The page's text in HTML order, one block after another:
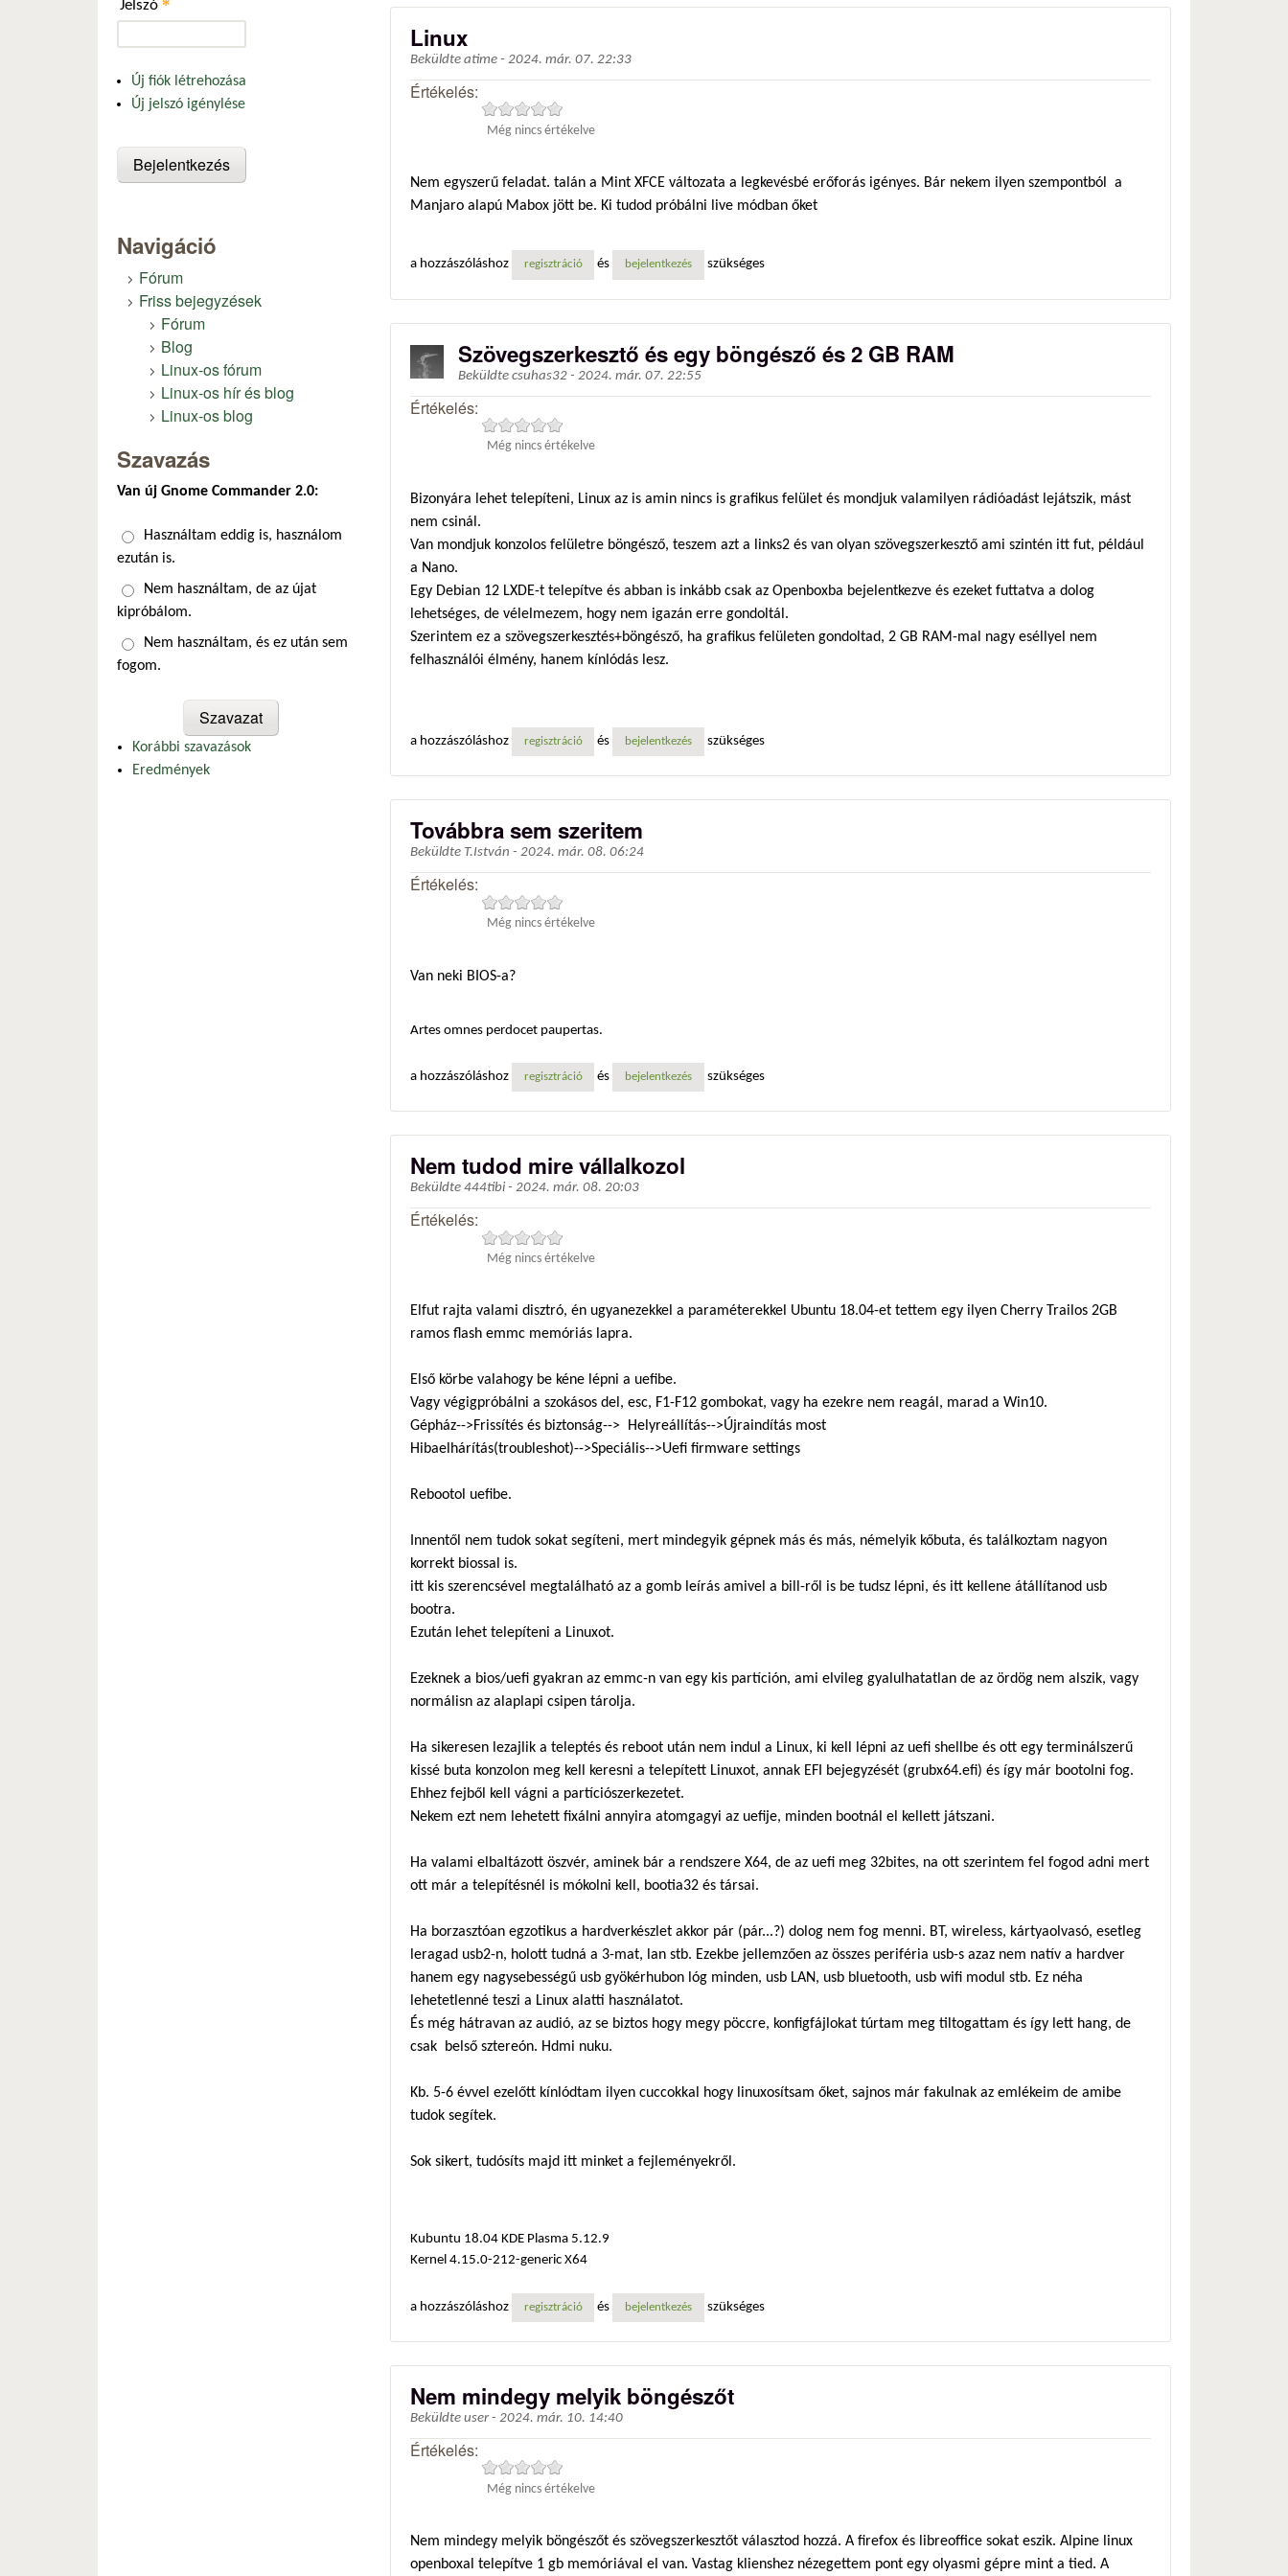
Linux
Beküldte atime - 2024. már. 07. 22:33
Értékelés:
Még nincs értékelve
Nem egyszerű feladat. talán a Mint XFCE változata a legkevésbé erőforás igényes. Bár nekem ilyen szempontból a
Manjaro alapú Mabox jött be. Ki tudod próbálni live módban őket
a hozzászóláshoz regisztráció és bejelentkezés szükséges
Szövegszerkesztő és egy böngésző és 2 GB RAM
Beküldte csuhas32 - 2024. már. 07. 22:55
Értékelés:
Még nincs értékelve
Bizonyára lehet telepíteni, Linux az is amin nincs is grafikus felület és mondjuk valamilyen rádióadást lejátszik, mást
nem csinál.
Van mondjuk konzolos felületre böngésző, teszem azt a links2 és van olyan szövegszerkesztő ami szintén itt fut, például
a Nano.
Egy Debian 12 LXDE-t telepítve és abban is inkább csak az Openboxba bejelentkezve és ezeket futtatva a dolog
lehetséges, de vélelmezem, hogy nem igazán erre gondoltál.
Szerintem ez a szövegszerkesztés+böngésző, ha grafikus felületen gondoltad, 2 GB RAM-mal nagy eséllyel nem
felhasználói élmény, hanem kínlódás lesz.
a hozzászóláshoz regisztráció és bejelentkezés szükséges
Továbbra sem szeritem
Beküldte T.István - 2024. már. 08. 06:24
Értékelés:
Még nincs értékelve
Van neki BIOS-a?
Artes omnes perdocet paupertas.
a hozzászóláshoz regisztráció és bejelentkezés szükséges
Nem tudod mire vállalkozol
Beküldte 444tibi - 2024. már. 08. 20:03
Értékelés:
Még nincs értékelve
Elfut rajta valami disztró, én ugyanezekkel a paraméterekkel Ubuntu 18.04-et tettem egy ilyen Cherry Trailos 2GB
ramos flash emmc memóriás lapra.
Első körbe valahogy be kéne lépni a uefibe.
Vagy végigpróbálni a szokásos del, esc, F1-F12 gombokat, vagy ha ezekre nem reagál, marad a Win10.
Gépház-->Frissítés és biztonság--> Helyreállítás-->Újraindítás most
Hibaelhárítás(troubleshot)-->Speciális-->Uefi firmware settings
Rebootol uefibe.
Innentől nem tudok sokat segíteni, mert mindegyik gépnek más és más, némelyik kőbuta, és találkoztam nagyon
korrekt biossal is.
itt kis szerencsével megtalálható az a gomb leírás amivel a bill-ről is be tudsz lépni, és itt kellene átállítanod usb
bootra.
Ezután lehet telepíteni a Linuxot.
Ezeknek a bios/uefi gyakran az emmc-n van egy kis partíción, ami elvileg gyalulhatatlan de az ördög nem alszik, vagy
normálisn az alaplapi csipen tárolja.
Ha sikeresen lezajlik a teleptés és reboot után nem indul a Linux, ki kell lépni az uefi shellbe és ott egy terminálszerű
kissé buta konzolon meg kell keresni a telepített Linuxot, annak EFI bejegyzését (grubx64.efi) és így már bootolni fog.
Ehhez fejből kell vágni a partíciószerkezetet.
Nekem ezt nem lehetett fixálni annyira atomgagyi az uefije, minden bootnál el kellett játszani.
Ha valami elbaltázott öszvér, aminek bár a rendszere X64, de az uefi meg 32bites, na ott szerintem fel fogod adni mert
ott már a telepítésnél is mókolni kell, bootia32 és társai.
Ha borzasztóan egzotikus a hardverkészlet akkor pár (pár...?) dolog nem fog menni. BT, wireless, kártyaolvasó, esetleg
leragad usb2-n, holott tudná a 3-mat, lan stb. Ezekbe jellemzően az összes periféria usb-s azaz nem natív a hardver
hanem egy nagysebességű usb gyökérhubon lóg minden, usb LAN, usb bluetooth, usb wifi modul stb. Ez néha
lehetetlenné teszi a Linux alatti használatot.
És még hátravan az audió, az se biztos hogy megy pöccre, konfigfájlokat túrtam meg tiltogattam és így lett hang, de
csak belső sztereón. Hdmi nuku.
Kb. 5-6 évvel ezelőtt kínlódtam ilyen cuccokkal hogy linuxosítsam őket, sajnos már fakulnak az emlékeim de amibe
tudok segítek.
Sok sikert, tudósíts majd itt minket a fejleményekről.
Kubuntu 18.04 KDE Plasma 5.12.9
Kernel 4.15.0-212-generic X64
a hozzászóláshoz regisztráció és bejelentkezés szükséges
Nem mindegy melyik böngészőt
Beküldte user- 2024. már. 10. 14:40
Értékelés:
Még nincs értékelve
Nem mindegy melyik böngészőt és szövegszerkesztőt választod hozzá. A firefox és libreoffice sokat eszik. Alpine linux
openboxal telepítve 1 gb memóriával el van. Vastag klienshez nézegettem pont egy olyasmi gépre mint a tied. A
Jelszó *
Új fiók létrehozása
Új jelszó igénylése
Navigáció
Fórum
Friss bejegyzések
Fórum
Blog
Linux-os fórum
Linux-os hír és blog
Linux-os blog
Szavazás
Van új Gnome Commander 2.0:
Választások
Használtam eddig is, használom
ezután is.
Nem használtam, de az újat
kipróbálom.
Nem használtam, és ez után sem
fogom.
Korábbi szavazások
Eredmények